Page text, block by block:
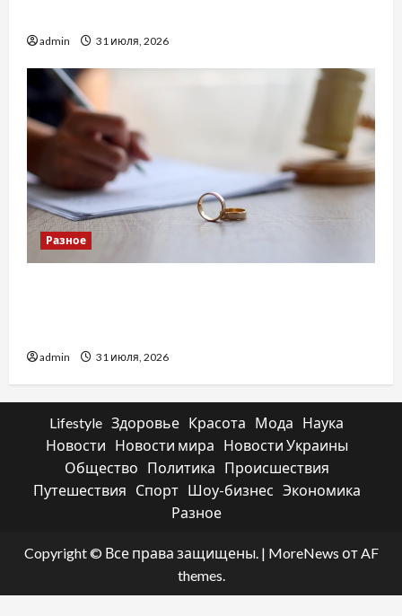
admin 31 июля, 2026
Разное
admin 31 июля, 2026
Lifestyle Здоровье Красота Мода
Наука
Новости
Новости мира
Новости Украины
Общество
Политика
Происшествия
Путешествия
Спорт Шоу-бизнес Экономика
Разное
Copyright © Все права защищены. | MoreNews от AF
themes.